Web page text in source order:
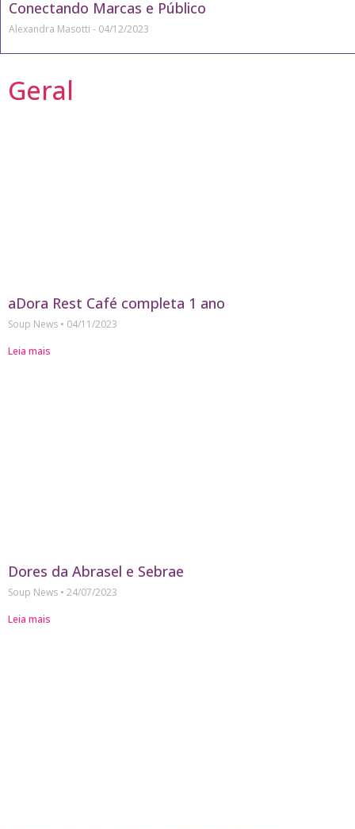
Conectando Marcas e Público
Alexandra Masotti 04/12/2023
Geral
aDora Rest Café completa 1 ano
Soup News
04/11/2023
Leia mais
Dores da Abrasel e Sebrae
Soup News
24/07/2023
Leia mais